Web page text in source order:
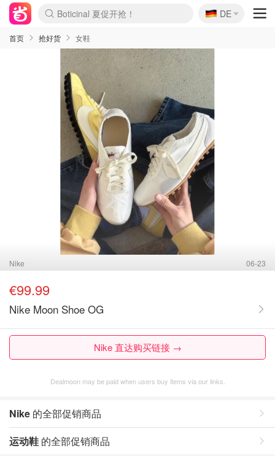
4折！lulu周四疯狂上新
还没结束！&OtherStories大促
Joybuy变相75折 随时失效
速领！Stanley独家85折
疑似霸哥！Camper额外叠85折
Zalando 奥莱闪促！每日更新
Moncler反季囤！5折起+叠9折
Coach Brooklyn仅€192
🇩🇪
DE
首页 抢好货 女鞋
Nike 06-23
€99.99
Nike Moon Shoe OG
Nike 直达购买链接 →
Dealmoon may be paid when users buy items via our links.
Nike 的全部促销商品
运动鞋 的全部促销商品